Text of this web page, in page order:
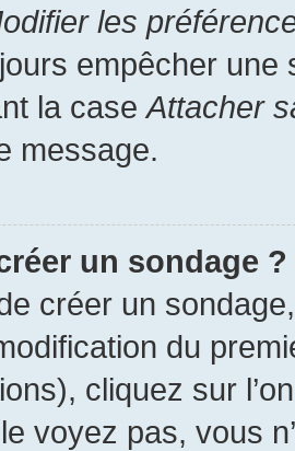
les
empêcher une
la case Attacher
message.
un sondage ?
créer un
du
cliquez sur
voyez pas, vous